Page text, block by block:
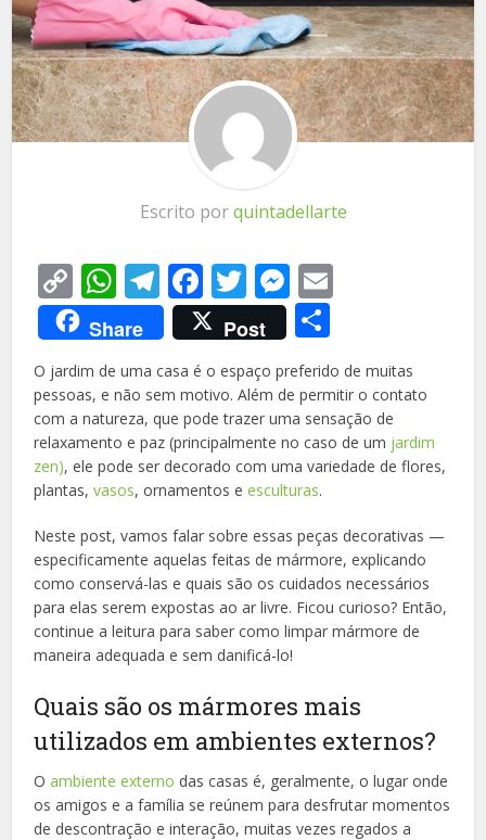
Escrito porquintadellarte
Copy
Link
WhatsApp
Telegram
Facebook
TwitterMessenger
Share Post
O jardim de uma casa é o espaço preferido de muitas
pessoas, e não sem motivo. Além de permitir o contato
com a natureza, que pode trazer uma sensação de
relaxamento e paz (principalmente no caso de um jardim
zen), ele pode ser decorado com uma variedade de flores,
plantas,vasos, ornamentos eesculturas.
Neste post, vamos falar sobre essas peças decorativas —
especificamente aquelas feitas de mármore, explicando
como conservá-las e quais são os cuidados necessários
para elas serem expostas ao ar livre. Ficou curioso? Então,
continue a leitura para saber como limpar mármore de
maneira adequada e sem danificá-lo!
Quais são os mármores mais
utilizados em ambientes externos?
Oambiente externo das casas é, geralmente, o lugar onde
os amigos e a família se reúnem para desfrutar momentos
de descontração e interação, muitas vezes regados a